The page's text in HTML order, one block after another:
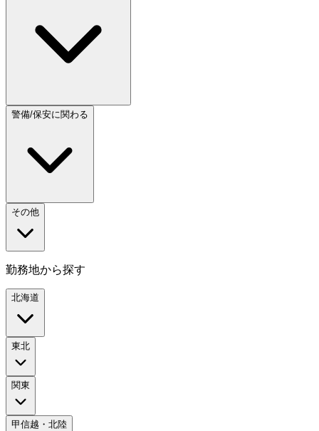
警備/保安に関わる
その他
勤務地から探す
北海道
東北
関東
甲信越・北陸